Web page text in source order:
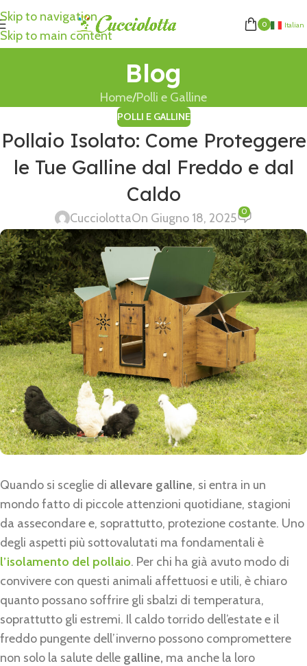
Skip to navigation
Skip to main content
0 Italian
Blog
Home Polli e Galline
POLLI E GALLINE
Pollaio Isolato: Come Proteggere
le Tue Galline dal Freddo e dal
Caldo
CucciolottaOn Giugno 18, 2025 0
Quando si sceglie di allevare galline, si entra in un
mondo fatto di piccole attenzioni quotidiane, stagioni
da assecondare e, soprattutto, protezione costante. Uno
degli aspetti più sottovalutati ma fondamentali è
l’isolamento del pollaio. Per chi ha già avuto modo di
convivere con questi animali affettuosi e utili, è chiaro
quanto possano soffrire gli sbalzi di temperatura,
soprattutto gli estremi. Il caldo torrido dell’estate e il
freddo pungente dell’inverno possono compromettere
non solo la salute delle galline, ma anche la loro